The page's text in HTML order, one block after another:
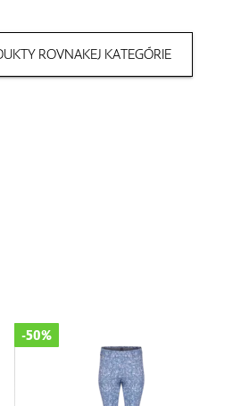
ROVNAKEJ KATEGÓRIE
-50%